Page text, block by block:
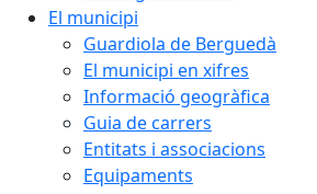
El municipi
Guardiola de Berguedà
El municipi en xifres
Informació geogràfica
Guia de carrers
Entitats i associacions
Equipaments